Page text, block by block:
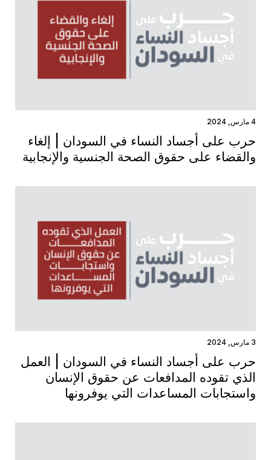
4 مارس, 2024
حرب على أجساد النساء في السودان | إلغاء
والقضاء على حقوق الصحة الجنسية والإنجابية
3 مارس, 2024
حرب على أجساد النساء في السودان | العمل
الذي تقوده المدافعات عن حقوق الإنسان
واستجابات المساعدات التي يوفرونها